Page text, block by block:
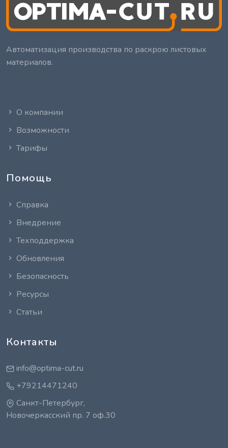
Автоматизация производства по раскрою листовых
материалов.
О компании
Возможности
Тарифы
Помощь
Справка
Внедрение
Техподдержка
Обновления
Безопасность
Ресурсы
Статьи
Контакты
info@optima-cut.ru
+79214471240
Санкт-Петербург,
Новочеркасский пр. 7 оф.30